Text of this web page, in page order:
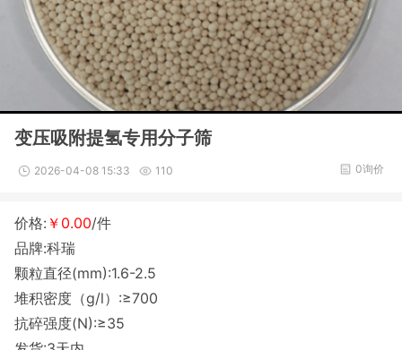
变压吸附提氢专用分子筛
2026-04-08 15:33 110 0询价
价格: ￥0.00/件
品牌:科瑞
颗粒直径(mm):1.6-2.5
堆积密度（g/l）:≥700
抗碎强度(N):≥35